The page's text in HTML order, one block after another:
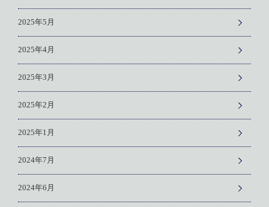
2025年5月
2025年4月
2025年3月
2025年2月
2025年1月
2024年7月
2024年6月